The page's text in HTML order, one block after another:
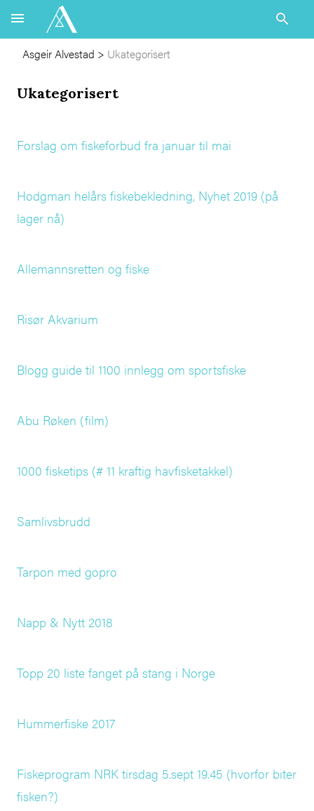
Asgeir Alvestad > Ukategorisert
Ukategorisert
Forslag om fiskeforbud fra januar til mai
Hodgman helårs fiskebekledning, Nyhet 2019 (på
lager nå)
Allemannsretten og fiske
Risør Akvarium
Blogg guide til 1100 innlegg om sportsfiske
Abu Røken (film)
1000 fisketips (# 11 kraftig havfisketakkel)
Samlivsbrudd
Tarpon med gopro
Napp & Nytt 2018
Topp 20 liste fanget på stang i Norge
Hummerfiske 2017
Fiskeprogram NRK tirsdag 5.sept 19.45 (hvorfor biter
fisken?)